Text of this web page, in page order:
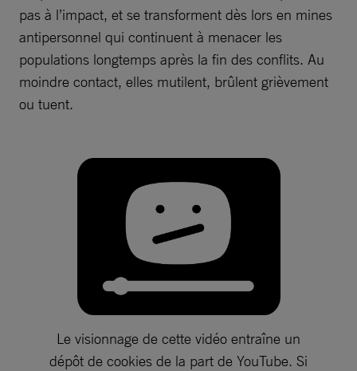
pas à l’impact, et se transforment dès lors en mines
antipersonnel qui continuent à menacer les
populations longtemps après la fin des conflits. Au
moindre contact, elles mutilent, brûlent grièvement
ou tuent.
Le visionnage de cette vidéo entraîne un
dépôt de cookies de la part de YouTube. Si